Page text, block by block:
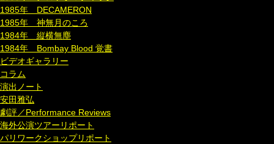
1985年 DECAMERON
1985年 神無月のころ
1984年 縦横無塵
1984年 Bombay Blood 覚書
ビデオギャラリー
コラム
演出ノート
安田雅弘
劇評／Performance Reviews
海外公演ツアーリポート
パリワークショップリポート